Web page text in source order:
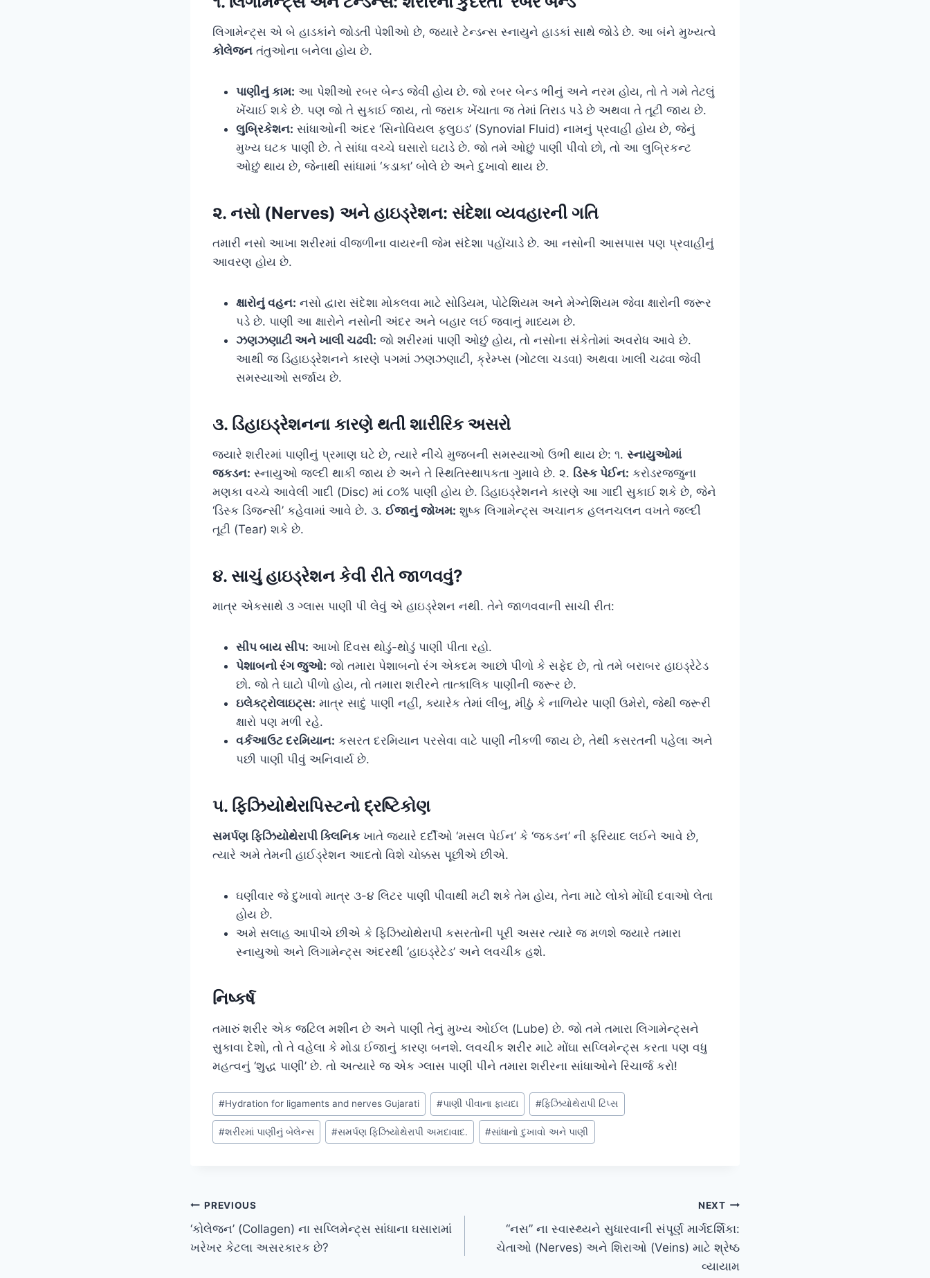
લિગામેન્ટ્સ એ બે હાડકાંને જોડતી પેશીઓ છે, જ્યારે ટેન્ડન્સ સ્નાયુને હાડકાં સાથે જોડે છે. આ બંને મુખ્યત્વે
કોલેજન તંતુઓના બનેલા હોય છે.
પાણીનું કામ: આ પેશીઓ રબર બેન્ડ જેવી હોય છે. જો રબર બેન્ડ ભીનું અને નરમ હોય, તો તે ગમે તેટલું
ખેંચાઈ શકે છે. પણ જો તે સુકાઈ જાય, તો જરાક ખેંચાતા જ તેમાં તિરાડ પડે છે અથવા તે તૂટી જાય છે.
લુબ્રિકેશન: સાંધાઓની અંદર ‘સિનોવિયલ ફ્લુઇડ’ (Synovial Fluid) નામનું પ્રવાહી હોય છે, જેનું
મુખ્ય ઘટક પાણી છે. તે સાંધા વચ્ચે ઘસારો ઘટાડે છે. જો તમે ઓછું પાણી પીવો છો, તો આ લુબ્રિકન્ટ
ઓછું થાય છે, જેનાથી સાંધામાં ‘કડાકા’ બોલે છે અને દુખાવો થાય છે.
૨. નસો (Nerves) અને હાઇડ્રેશન: સંદેશા વ્યવહારની ગતિ
તમારી નસો આખા શરીરમાં વીજળીના વાયરની જેમ સંદેશા પહોંચાડે છે. આ નસોની આસપાસ પણ પ્રવાહીનું
આવરણ હોય છે.
ક્ષારોનું વહન: નસો દ્વારા સંદેશા મોકલવા માટે સોડિયમ, પોટેશિયમ અને મેગ્નેશિયમ જેવા ક્ષારોની જરૂર
પડે છે. પાણી આ ક્ષારોને નસોની અંદર અને બહાર લઈ જવાનું માધ્યમ છે.
ઝણઝણાટી અને ખાલી ચઢવી: જો શરીરમાં પાણી ઓછું હોય, તો નસોના સંકેતોમાં અવરોધ આવે છે.
આથી જ ડિહાઇડ્રેશનને કારણે પગમાં ઝણઝણાટી, ક્રેમ્પ્સ (ગોટલા ચડવા) અથવા ખાલી ચઢવા જેવી
સમસ્યાઓ સર્જાય છે.
૩. ડિહાઇડ્રેશનના કારણે થતી શારીરિક અસરો
જ્યારે શરીરમાં પાણીનું પ્રમાણ ઘટે છે, ત્યારે નીચે મુજબની સમસ્યાઓ ઉભી થાય છે: ૧. સ્નાયુઓમાં
જકડન: સ્નાયુઓ જલ્દી થાકી જાય છે અને તે સ્થિતિસ્થાપકતા ગુમાવે છે. ૨. ડિસ્ક પેઈન: કરોડરજ્જુના
મણકા વચ્ચે આવેલી ગાદી (Disc) માં ૮૦% પાણી હોય છે. ડિહાઇડ્રેશનને કારણે આ ગાદી સુકાઈ શકે છે, જેને
‘ડિસ્ક ડિજન્સી’ કહેવામાં આવે છે. ૩. ઈજાનું જોખમ: શુષ્ક લિગામેન્ટ્સ અચાનક હલનચલન વખતે જલ્દી
તૂટી (Tear) શકે છે.
૪. સાચું હાઇડ્રેશન કેવી રીતે જાળવવું?
માત્ર એકસાથે ૩ ગ્લાસ પાણી પી લેવું એ હાઇડ્રેશન નથી. તેને જાળવવાની સાચી રીત:
સીપ બાય સીપ: આખો દિવસ થોડું-થોડું પાણી પીતા રહો.
પેશાબનો રંગ જુઓ: જો તમારા પેશાબનો રંગ એકદમ આછો પીળો કે સફેદ છે, તો તમે બરાબર હાઇડ્રેટેડ
છો. જો તે ઘાટો પીળો હોય, તો તમારા શરીરને તાત્કાલિક પાણીની જરૂર છે.
ઇલેક્ટ્રોલાઇટ્સ: માત્ર સાદું પાણી નહીં, ક્યારેક તેમાં લીંબુ, મીઠું કે નાળિયેર પાણી ઉમેરો, જેથી જરૂરી
ક્ષારો પણ મળી રહે.
વર્કઆઉટ દરમિયાન: કસરત દરમિયાન પરસેવા વાટે પાણી નીકળી જાય છે, તેથી કસરતની પહેલા અને
પછી પાણી પીવું અનિવાર્ય છે.
૫. ફિઝિયોથેરાપિસ્ટનો દ્રષ્ટિકોણ
સમર્પણ ફિઝિયોથેરાપી ક્લિનિક ખાતે જ્યારે દર્દીઓ ‘મસલ પેઈન’ કે ‘જકડન’ ની ફરિયાદ લઈને આવે છે,
ત્યારે અમે તેમની હાઈડ્રેશન આદતો વિશે ચોક્કસ પૂછીએ છીએ.
ઘણીવાર જે દુખાવો માત્ર ૩-૪ લિટર પાણી પીવાથી મટી શકે તેમ હોય, તેના માટે લોકો મોંઘી દવાઓ લેતા
હોય છે.
અમે સલાહ આપીએ છીએ કે ફિઝિયોથેરાપી કસરતોની પૂરી અસર ત્યારે જ મળશે જ્યારે તમારા
સ્નાયુઓ અને લિગામેન્ટ્સ અંદરથી ‘હાઇડ્રેટેડ’ અને લવચીક હશે.
નિષ્કર્ષ
તમારું શરીર એક જટિલ મશીન છે અને પાણી તેનું મુખ્ય ઓઈલ (Lube) છે. જો તમે તમારા લિગામેન્ટ્સને
સુકાવા દેશો, તો તે વહેલા કે મોડા ઈજાનું કારણ બનશે. લવચીક શરીર માટે મોંઘા સપ્લિમેન્ટ્સ કરતા પણ વધુ
મહત્વનું ‘શુદ્ધ પાણી’ છે. તો અત્યારે જ એક ગ્લાસ પાણી પીને તમારા શરીરના સાંધાઓને રિચાર્જ કરો!
Post
Tags:
#Hydration for ligaments and nerves Gujarati #પાણી પીવાના ફાયદા #ફિઝિયોથેરાપી ટિપ્સ
#શરીરમાં પાણીનું બેલેન્સ #સમર્પણ ફિઝિયોથેરાપી અમદાવાદ. #સાંધાનો દુખાવો અને પાણી
Post
navigation
PREVIOUS
‘કોલેજન’ (Collagen) ના સપ્લિમેન્ટ્સ સાંધાના ઘસારામાં
ખરેખર કેટલા અસરકારક છે?
NEXT
“નસ” ના સ્વાસ્થ્યને સુધારવાની સંપૂર્ણ માર્ગદર્શિકા:
ચેતાઓ (Nerves) અને શિરાઓ (Veins) માટે શ્રેષ્ઠ
વ્યાયામ